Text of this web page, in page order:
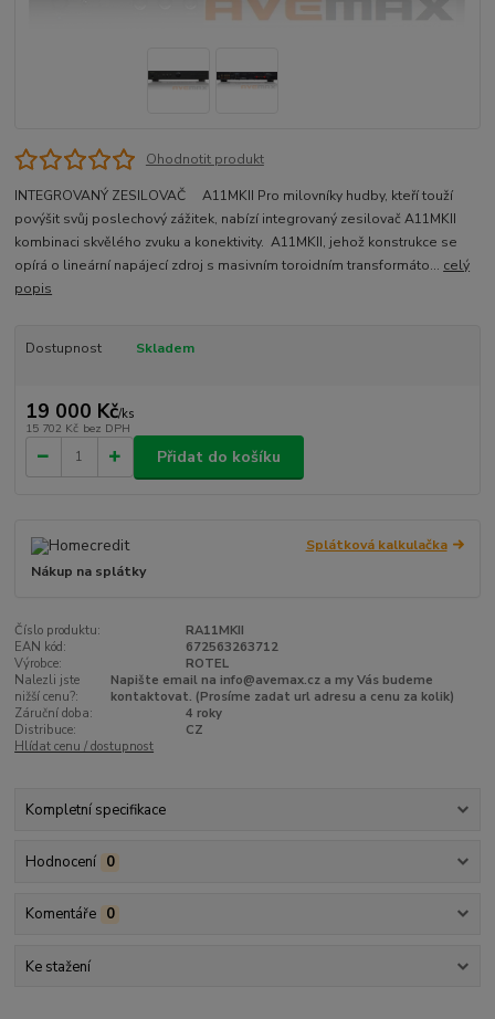
Ohodnotit produkt
INTEGROVANÝ ZESILOVAČ A11MKII Pro milovníky hudby, kteří touží
povýšit svůj poslechový zážitek, nabízí integrovaný zesilovač A11MKII
kombinaci skvělého zvuku a konektivity. A11MKII, jehož konstrukce se
opírá o lineární napájecí zdroj s masivním toroidním transformáto... celý
popis
Dostupnost Skladem
19 000 Kč/ks
15 702 Kč bez DPH
Přidat do košíku
Splátková kalkulačka
Nákup na splátky
Číslo produktu:
RA11MKII
EAN kód:
672563263712
Výrobce:
ROTEL
Nalezli jste
nižší cenu?:
Napište email na info@avemax.cz a my Vás budeme
kontaktovat. (Prosíme zadat url adresu a cenu za kolik)
Záruční doba:
4 roky
Distribuce:
CZ
Hlídat cenu / dostupnost
Kompletní specifikace
Hodnocení 0
Komentáře 0
Ke stažení